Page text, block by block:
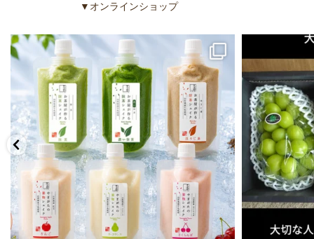
▼オンラインショップ